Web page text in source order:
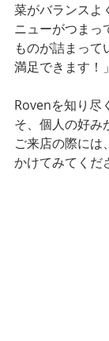
菜がバランスよ
ニューがつまっ
ものが詰まって
満足できます！」
Rovenを知り尽
そ、個人の好み
ご来店の際には
かけてみてくだ